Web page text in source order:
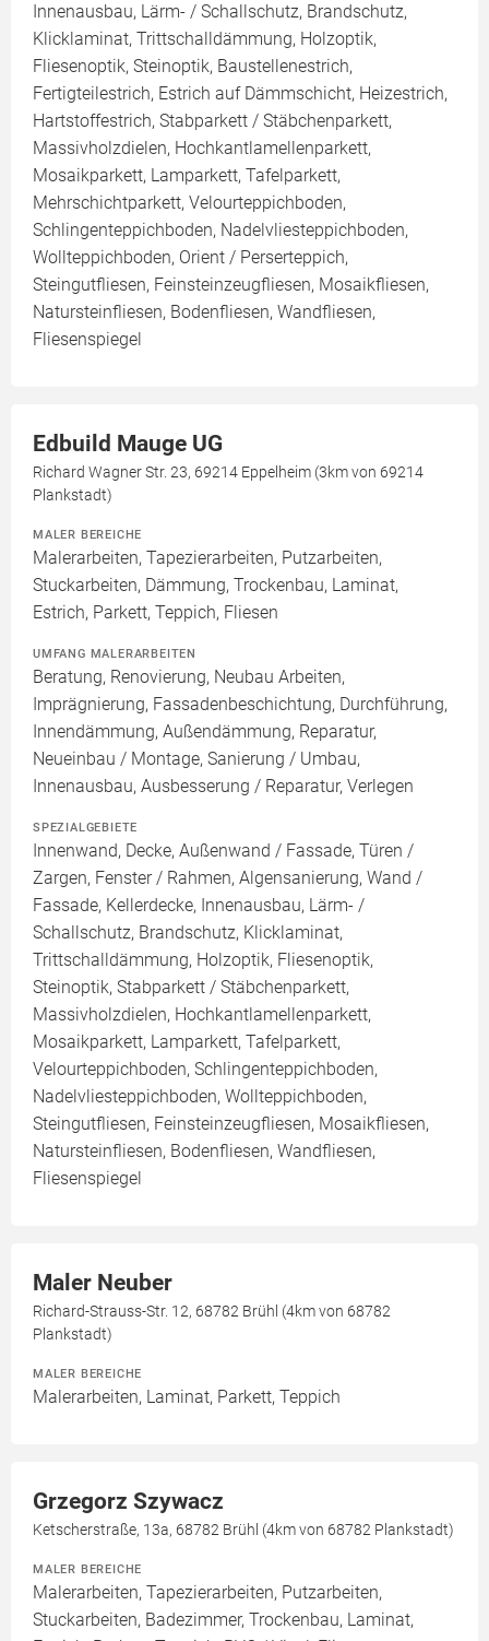
Innenausbau, Lärm- / Schallschutz, Brandschutz,
Klicklaminat, Trittschalldämmung, Holzoptik,
Fliesenoptik, Steinoptik, Baustellenestrich,
Fertigteilestrich, Estrich auf Dämmschicht, Heizestrich,
Hartstoffestrich, Stabparkett / Stäbchenparkett,
Massivholzdielen, Hochkantlamellenparkett,
Mosaikparkett, Lamparkett, Tafelparkett,
Mehrschichtparkett, Velourteppichboden,
Schlingenteppichboden, Nadelvliesteppichboden,
Wollteppichboden, Orient / Perserteppich,
Steingutfliesen, Feinsteinzeugfliesen, Mosaikfliesen,
Natursteinfliesen, Bodenfliesen, Wandfliesen,
Fliesenspiegel
Edbuild Mauge UG
Richard Wagner Str. 23, 69214 Eppelheim (3km von 69214
Plankstadt)
MALER BEREICHE
Malerarbeiten, Tapezierarbeiten, Putzarbeiten,
Stuckarbeiten, Dämmung, Trockenbau, Laminat,
Estrich, Parkett, Teppich, Fliesen
UMFANG MALERARBEITEN
Beratung, Renovierung, Neubau Arbeiten,
Imprägnierung, Fassadenbeschichtung, Durchführung,
Innendämmung, Außendämmung, Reparatur,
Neueinbau / Montage, Sanierung / Umbau,
Innenausbau, Ausbesserung / Reparatur, Verlegen
SPEZIALGEBIETE
Innenwand, Decke, Außenwand / Fassade, Türen /
Zargen, Fenster / Rahmen, Algensanierung, Wand /
Fassade, Kellerdecke, Innenausbau, Lärm- /
Schallschutz, Brandschutz, Klicklaminat,
Trittschalldämmung, Holzoptik, Fliesenoptik,
Steinoptik, Stabparkett / Stäbchenparkett,
Massivholzdielen, Hochkantlamellenparkett,
Mosaikparkett, Lamparkett, Tafelparkett,
Velourteppichboden, Schlingenteppichboden,
Nadelvliesteppichboden, Wollteppichboden,
Steingutfliesen, Feinsteinzeugfliesen, Mosaikfliesen,
Natursteinfliesen, Bodenfliesen, Wandfliesen,
Fliesenspiegel
Maler Neuber
Richard-Strauss-Str. 12, 68782 Brühl (4km von 68782
Plankstadt)
MALER BEREICHE
Malerarbeiten, Laminat, Parkett, Teppich
Grzegorz Szywacz
Ketscherstraße, 13a, 68782 Brühl (4km von 68782 Plankstadt)
MALER BEREICHE
Malerarbeiten, Tapezierarbeiten, Putzarbeiten,
Stuckarbeiten, Badezimmer, Trockenbau, Laminat,